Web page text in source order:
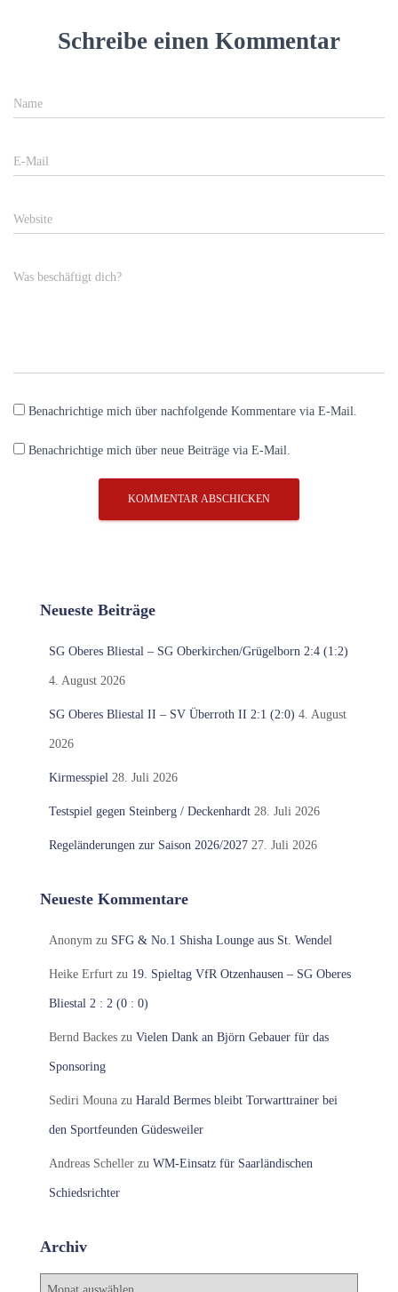
Schreibe einen Kommentar
Name
E-Mail
Website
Was beschäftigt dich?
Benachrichtige mich über nachfolgende Kommentare via E-Mail.
Benachrichtige mich über neue Beiträge via E-Mail.
Neueste Beiträge
SG Oberes Bliestal – SG Oberkirchen/Grügelborn 2:4 (1:2)
4. August 2026
SG Oberes Bliestal II – SV Überroth II 2:1 (2:0) 4. August
2026
Kirmesspiel 28. Juli 2026
Testspiel gegen Steinberg / Deckenhardt 28. Juli 2026
Regeländerungen zur Saison 2026/2027 27. Juli 2026
Neueste Kommentare
Anonym zu SFG & No.1 Shisha Lounge aus St. Wendel
Heike Erfurt zu 19. Spieltag VfR Otzenhausen – SG Oberes
Bliestal 2 : 2 (0 : 0)
Bernd Backes zu Vielen Dank an Björn Gebauer für das
Sponsoring
Sediri Mouna zu Harald Bermes bleibt Torwarttrainer bei
den Sportfeunden Güdesweiler
Andreas Scheller zu WM-Einsatz für Saarländischen
Schiedsrichter
Archiv
A